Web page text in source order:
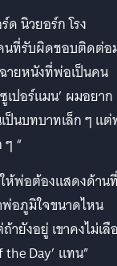
ด นิวยอร์ก โรง
นที่รับผิดชอบติดต่อ
ายหนังที่พ่อเป็นคน
เปอร์แมน’ ผมอยาก
เป็นบทบาทเล็ก ๆ แ
“
ห้พ่อต้องแสดงด้าน
พ่อภูมิใจขนาดไหน
ายังอยู่ เขาคงไม่เลื
the Day’ แทน”